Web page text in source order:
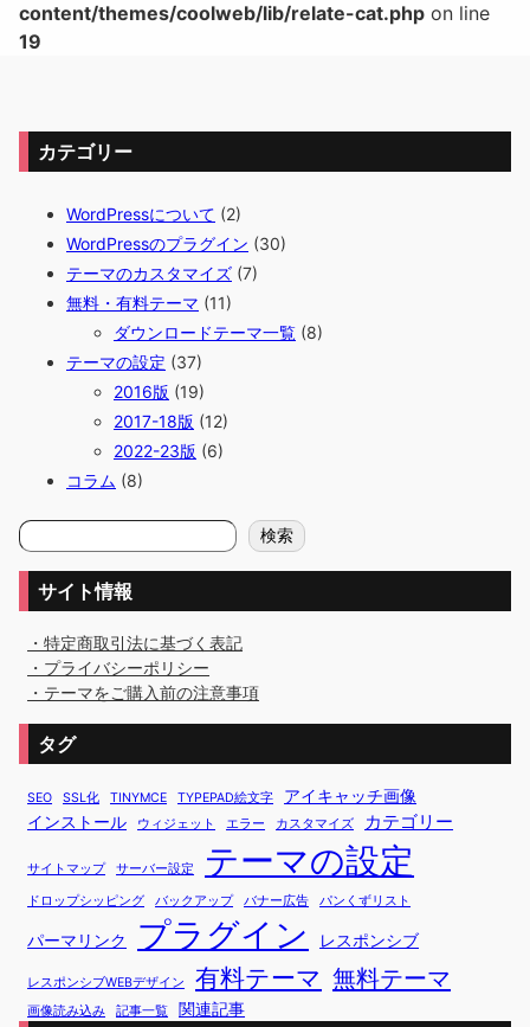
content/themes/coolweb/lib/relate-cat.php on line
19
カテゴリー
WordPressについて (2)
WordPressのプラグイン (30)
テーマのカスタマイズ (7)
無料・有料テーマ (11)
ダウンロードテーマ一覧 (8)
テーマの設定 (37)
2016版 (19)
2017-18版 (12)
2022-23版 (6)
コラム (8)
検
索
検索
サイト情報
・特定商取引法に基づく表記
・プライバシーポリシー
・テーマをご購入前の注意事項
タグ
SEO SSL化 TINYMCE TYPEPAD絵文字
アイキャッチ画像
インストール
ウィジェット エラー カスタマイズ カテゴリー
サイトマップ サーバー設定 テーマの設定
ドロップシッピング バックアップ バナー広告 パンくずリスト
パーマリンク プラグイン レスポンシブ
レスポンシブWEBデザイン 有料テーマ 無料テーマ
画像読み込み 記事一覧 関連記事